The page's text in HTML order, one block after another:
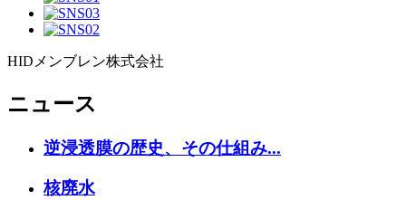
HIDメンブレン株式会社
ニュース
逆浸透膜の歴史、その仕組み...
核廃水